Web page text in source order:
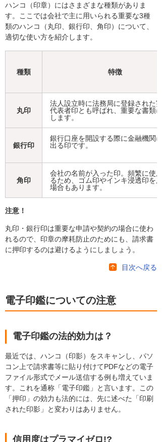
ハンコ（印章）にはさまざまな種類がありま
す。ここでは会社で主に用いられる重要な3種
類のハンコ（丸印、銀行印、角印）について、
適切な使い方を紹介します。
種類 特徴
丸印
法人設立時に法務局に登録された実
代表者印とも呼ばれ、重要な書類に
します。
銀行印
銀行口座を開設する際に金融機関に
出る印です。
角印
会社の名前が入った印。頻繁に使用
るため、ゴム印やインキ浸透印を用
場合もあります。
注意！
丸印・銀行印は重要な申請や契約の場合に使わ
れるので、印章の摩耗防止のためにも、請求書
に押印するのは避けるようにしましょう。
目次へ戻る
電子印鑑についての注意
電子印鑑の法的効力は？
最近では、ハンコ（印影）をスキャンし、パソ
コン上で請求書等に貼り付けてPDFなどの電子
ファイル形式でメール送信する例も増えていま
す。これを通称「電子印鑑」と言います。この
「押印」の効力も法的には、先に述べた「印刷
された印影」と変わりはありません。
信用度はプラマイゼロ!?